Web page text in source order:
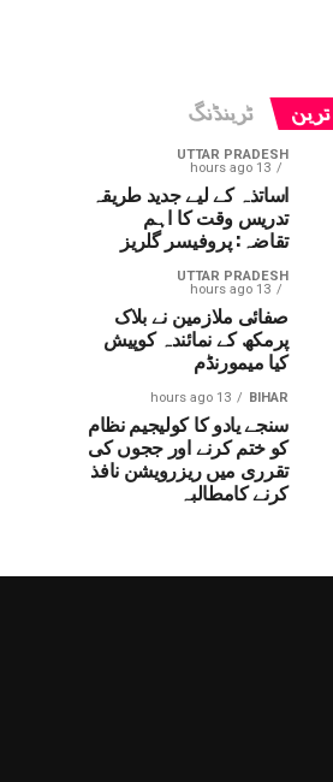
ٹرینڈنگ
UTTAR PRADESH
13 hours ago
اساتذہ کے لیے جدید طریقہ
تدریس وقت کا اہم
تقاضہ: پروفیسر گلریز
UTTAR PRADESH
13 hours ago
صفائی ملازمین نے بلاک
پرمکھ کے نمائندہ کوپیش
کیا میمورنڈم
BIHAR
13 hours ago
سنجے یادو کا کولیجیم نظام
کو ختم کرنے اور ججوں کی
تقرری میں ریزرویشن نافذ
کرنے کامطالبہ